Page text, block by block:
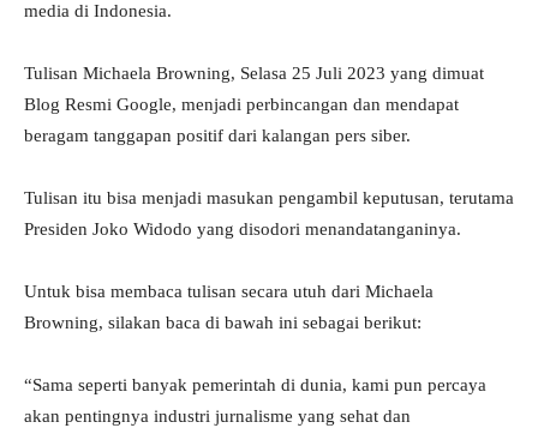
media di Indonesia.
Tulisan Michaela Browning, Selasa 25 Juli 2023 yang dimuat
Blog Resmi Google, menjadi perbincangan dan mendapat
beragam tanggapan positif dari kalangan pers siber.
Tulisan itu bisa menjadi masukan pengambil keputusan, terutama
Presiden Joko Widodo yang disodori menandatanganinya.
Untuk bisa membaca tulisan secara utuh dari Michaela
Browning, silakan baca di bawah ini sebagai berikut:
“Sama seperti banyak pemerintah di dunia, kami pun percaya
akan pentingnya industri jurnalisme yang sehat dan